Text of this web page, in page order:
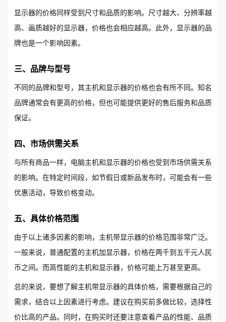
显示器的价格同样受到尺寸和品质的影响。尺寸越大、分辨率越
高、画质越好的显示器，价格也会相应越高。此外，显示器的品
牌也是一个影响因素。
三、品牌与型号
不同的品牌和型号，其主机和显示器的价格也会有所不同。知名
品牌通常会有更高的价格，但也可能提供更好的售后服务和品质
保证。
四、市场供需关系
与所有商品一样，电脑主机和显示器的价格也受到市场供需关系
的影响。在特定时间段，如节假日或新品发布时，可能会有一些
优惠活动，导致价格变动。
五、具体价格范围
由于以上诸多因素的影响，主机带显示器的价格范围非常广泛。
一般来说，普通配置的主机加显示器，价格在两千到五千元人民
币之间。而高性能的主机和显示器，价格可能上万甚至更高。
总的来说，要想了解主机带显示器的具体价格，需要根据自己的
需求，结合以上因素进行考虑。建议在购买前多做比较，选择性
价比高的产品。同时，在购买时还要注意查看产品的性能、品质